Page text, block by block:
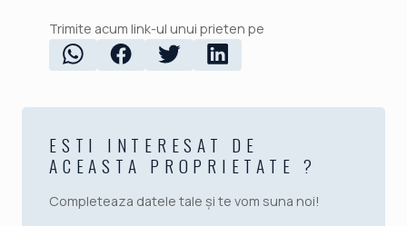
Trimite acum link-ul unui prieten pe
ESTI INTERESAT DE
ACEASTA PROPRIETATE ?
Completeaza datele tale și te vom suna noi!